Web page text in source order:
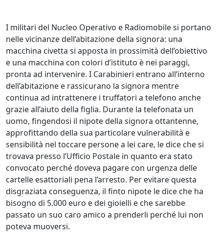
I militari del Nucleo Operativo e Radiomobile si portano
nelle vicinanze dell’abitazione della signora: una
macchina civetta si apposta in prossimità dell’obiettivo
e una macchina con colori d’istituto è nei paraggi,
pronta ad intervenire. I Carabinieri entrano all’interno
dell’abitazione e rassicurano la signora mentre
continua ad intrattenere i truffatori a telefono anche
grazie all’aiuto della figlia. Durante la telefonata un
uomo, fingendosi il nipote della signora ottantenne,
approfittando della sua particolare vulnerabilità e
sensibilità nel toccare persone a lei care, le dice che si
trovava presso l’Ufficio Postale in quanto era stato
convocato perché doveva pagare con urgenza delle
cartelle esattoriali pena l’arresto. Per evitare questa
disgraziata conseguenza, il finto nipote le dice che ha
bisogno di 5.000 euro e dei gioielli e che sarebbe
passato un suo caro amico a prenderli perché lui non
poteva muoversi.